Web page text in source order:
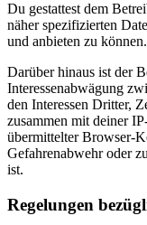
Du gestattest dem
näher spezifizierten
und anbieten zu können.
Darüber hinaus ist der
Interessenabwägung
den Interessen Dritter,
zusammen mit deiner
übermittelter Browser-
Gefahrenabwehr oder
ist.
Regelungen